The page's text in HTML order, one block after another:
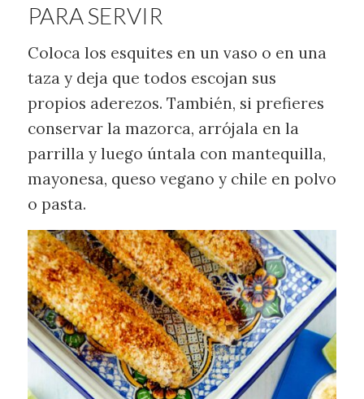
PARA SERVIR
Coloca los esquites en un vaso o en una
taza y deja que todos escojan sus
propios aderezos. También, si prefieres
conservar la mazorca, arrójala en la
parrilla y luego úntala con mantequilla,
mayonesa, queso vegano y chile en polvo
o pasta.